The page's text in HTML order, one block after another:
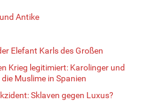
Antike
Elefant Karls des Großen
Krieg legitimiert: Karolinger und
Muslime in Spanien
Sklaven gegen Luxus?